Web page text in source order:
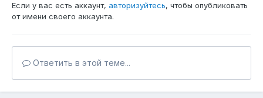
Если у вас есть аккаунт, авторизуйтесь, чтобы опубликовать
от имени своего аккаунта.
Ответить в этой теме...